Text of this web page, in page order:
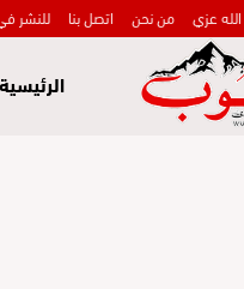
عزي من نحن اتصل بنا للنشر
الرئيسية